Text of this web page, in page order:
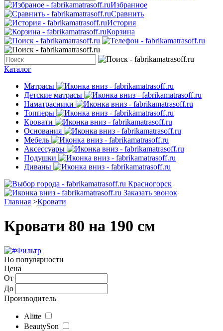
Избранное
Сравнить
История
Корзина
Каталог
Матрасы
Детские матрасы
Наматрасники
Топперы
Кровати
Основания
Мебель
Аксессуары
Подушки
Диваны
Красногорск
Заказать звонок
Главная >Кровати
Кровати 80 на 190 см
Фильтр
По популярности
Цена
От
До
Производитель
Alitte
BeautySon